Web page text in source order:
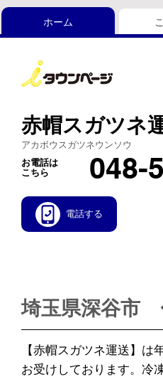
ホーム
赤帽スガツネ
アカボウスガツネウンソウ
お電話は
こちら
048-
電話する
埼玉県深谷市
【赤帽スガツネ運送】
お受けしております。冷